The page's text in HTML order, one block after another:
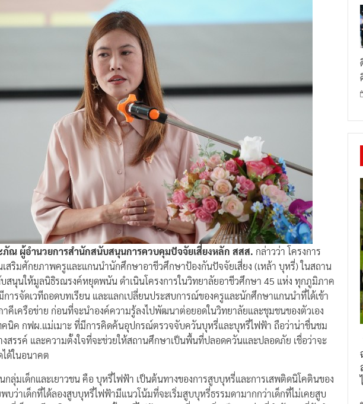
ณ ผู้อำนวยการสำนักสนับสนุนการควบคุมปัจจัยเสี่ยงหลัก สสส. กล่าวว่า โครงการ
สริมศักยภาพครูและแกนนำนักศึกษาอาชีวศึกษาป้องกันปัจจัยเสี่ยง (เหล้า บุหรี่) ในสถาน
สนุนให้มูลนิธิรณรงค์หยุดพนัน ดำเนินโครงการในวิทยาลัยอาชีวศึกษา 45 แห่ง ทุกภูมิภาค
การจัดเวทีถอดบทเรียน และแลกเปลี่ยนประสบการณ์ของครูและนักศึกษาแกนนำที่ได้เข้า
คีเครือข่าย ก่อนที่จะนำองค์ความรู้ลงไปพัฒนาต่อยอดในวิทยาลัยและชุมชนของตัวเอง
คนิค กฟผ.แม่เมาะ ที่มีการคิดค้นอุปกรณ์ตรวจจับควันบุหรี่และบุหรี่ไฟฟ้า ถือว่าน่าชื่นชม
สรรค์ และความตั้งใจที่จะช่วยให้สถานศึกษาเป็นพื้นที่ปลอดควันและปลอดภัย เชื่อว่าจะ
ด้ในอนาคต
กลุ่มเด็กและเยาวชน คือ บุหรี่ไฟฟ้า เป็นต้นทางของการสูบบุหรี่และการเสพติดนิโคตินของ
พบว่าเด็กที่ได้ลองสูบบุหรี่ไฟฟ้ามีแนวโน้มที่จะเริ่มสูบบุหรี่ธรรมดามากกว่าเด็กที่ไม่เคยสูบ